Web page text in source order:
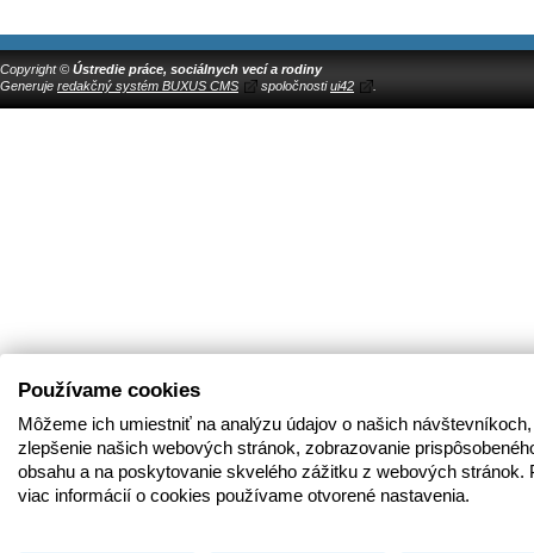
Copyright © Ústredie práce, sociálnych vecí a rodiny
Generuje redakčný systém BUXUS CMS spoločnostiui42
Používame cookies
Môžeme ich umiestniť na analýzu údajov o našich
zlepšenie našich webových stránok, zobrazovanie
obsahu a na poskytovanie skvelého zážitku z webových stránok.
viac informácií o cookies používame otvorené nastavenia.